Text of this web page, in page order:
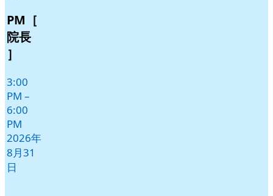
PM［
院長
］
3:00
PM –
6:00
PM
2026年
8月31
日